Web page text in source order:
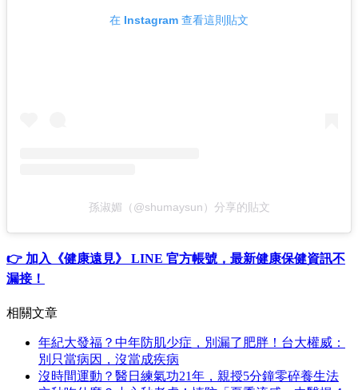
在 Instagram 查看這則貼文
孫淑媚（@shumaysun）分享的貼文
👉 加入《健康遠見》 LINE 官方帳號，最新健康保健資訊不
漏接！
相關文章
年紀大發福？中年防肌少症，別漏了肥胖！台大權威：
別只當病因，沒當成疾病
沒時間運動？醫日練氣功21年，親授5分鐘零碎養生法